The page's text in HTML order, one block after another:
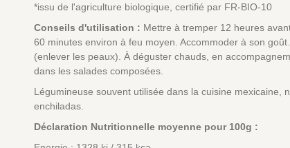
*issu de l'agriculture biologique, certifié par FR-BIO-10
Conseils d'utilisation : Mettre à tremper 12 heures
60 minutes environ à feu moyen. Accommoder à son
(enlever les peaux). À déguster chauds, en
dans les salades composées.
Légumineuse souvent utilisée dans la cuisine
enchiladas.
Déclaration Nutritionnelle moyenne pour 100g :